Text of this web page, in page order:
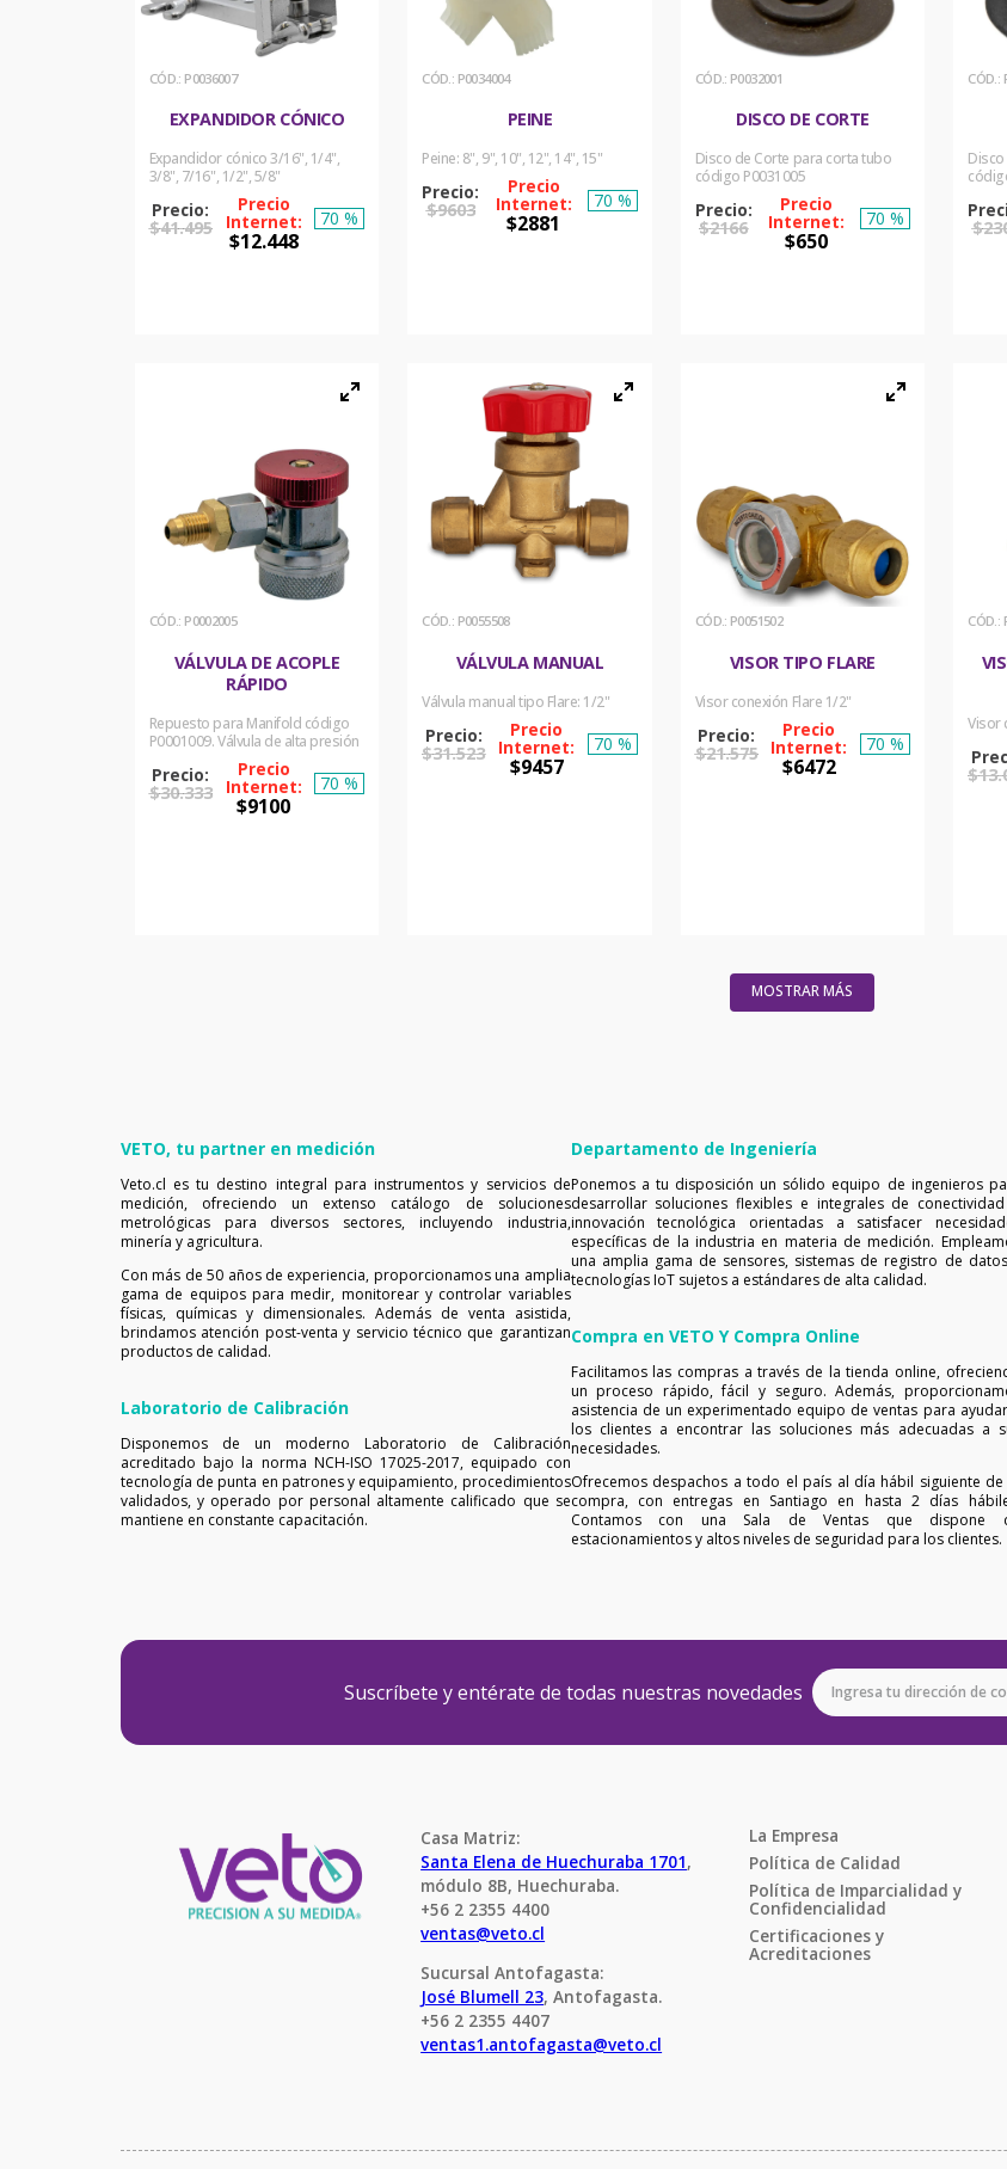
: P0036007
EXPANDIDOR CÓNICO
Expandidor cónico 3/16", 1/4",
3/8", 7/16", 1/2", 5/8"
$41.495
$12.448
70 %
: P0034004
PEINE
Peine: 8", 9", 10", 12", 14", 15"
$9603
$2881
70 %
: P0032001
DISCO DE CORTE
Disco de Corte para corta tubo
código P0031005
$2166
$650
70 %
:
$
: P0002005
VÁLVULA DE ACOPLE
RÁPIDO
Repuesto para Manifold código
P0001009. Válvula de alta presión
$30.333
$9100
70 %
: P0055508
VÁLVULA MANUAL
Válvula manual tipo Flare: 1/2"
$31.523
$9457
70 %
: P0051502
VISOR TIPO FLARE
Visor conexión Flare 1/2"
$21.575
$6472
70 %
:
Visor
$13.
MOSTRAR MÁS
VETO, tu partner en medición
Veto.cl es tu destino integral para instrumentos y servicios de
medición, ofreciendo un extenso catálogo de soluciones
metrológicas para diversos sectores, incluyendo industria,
minería y agricultura.
Con más de 50 años de experiencia, proporcionamos una amplia
gama de equipos para medir, monitorear y controlar variables
físicas, químicas y dimensionales. Además de venta asistida,
brindamos atención post-venta y servicio técnico que garantizan
productos de calidad.
Laboratorio de Calibración
Disponemos de un moderno Laboratorio de Calibración
acreditado bajo la norma NCH-ISO 17025-2017, equipado con
tecnología de punta en patrones y equipamiento, procedimientos
validados, y operado por personal altamente calificado que se
mantiene en constante capacitación.
Departamento de Ingeniería
Ponemos a tu disposición un sólido equipo de ingenieros
desarrollar soluciones flexibles e integrales de
innovación tecnológica orientadas a satisfacer
específicas de la industria en materia de medición.
una amplia gama de sensores, sistemas de registro de
tecnologías IoT sujetos a estándares de alta calidad.
Compra en VETO Y Compra Online
Facilitamos las compras a través de la tienda online,
un proceso rápido, fácil y seguro. Además,
asistencia de un experimentado equipo de ventas para
los clientes a encontrar las soluciones más adecuadas a
necesidades.
Ofrecemos despachos a todo el país al día hábil siguiente de
compra, con entregas en Santiago en hasta 2 días
Contamos con una Sala de Ventas que dispone
estacionamientos y altos niveles de seguridad para los clientes.
Suscríbete y entérate de todas nuestras novedades
Casa Matriz:
Santa Elena de Huechuraba 1701,
módulo 8B, Huechuraba.
+56 2 2355 4400
ventas@veto.cl
Sucursal Antofagasta:
José Blumell 23, Antofagasta.
+56 2 2355 4407
ventas1.antofagasta@veto.cl
La Empresa
Política de Calidad
Política de Imparcialidad y
Confidencialidad
Certificaciones y
Acreditaciones